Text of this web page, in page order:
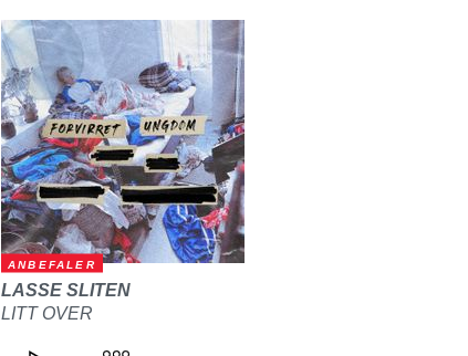
ANBEFALER
LASSE SLITEN
LITT OVER